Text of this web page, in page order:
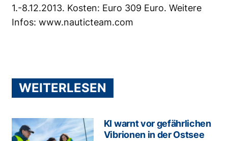
1.-8.12.2013. Kosten: Euro 309 Euro. Weitere
Infos: www.nauticteam.com
WEITERLESEN
KI warnt vor gefährlichen
Vibrionen in der Ostsee